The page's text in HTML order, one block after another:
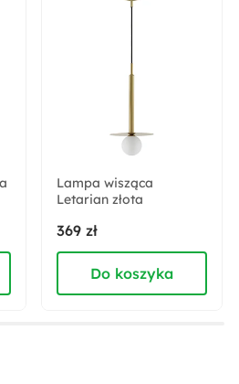
Lampa wisząca
Letarian złota
369 zł
Do koszyka